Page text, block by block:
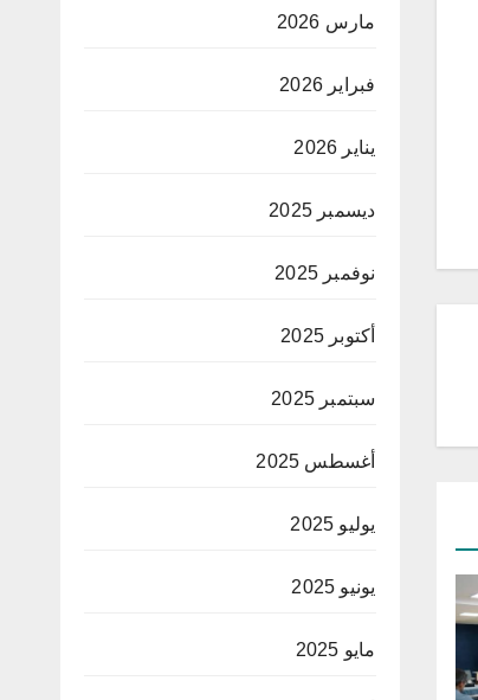
مارس 2026
فبراير 2026
يناير 2026
ديسمبر 2025
نوفمبر 2025
أكتوبر 2025
سبتمبر 2025
أغسطس 2025
يوليو 2025
يونيو 2025
مايو 2025